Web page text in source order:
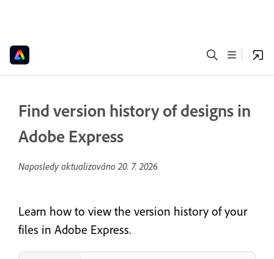
Find version history of designs in
Adobe Express
Naposledy aktualizováno20. 7. 2026
Learn how to view the version history of your
files in Adobe Express.